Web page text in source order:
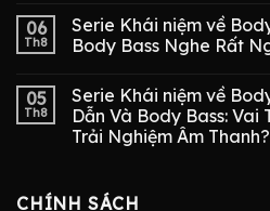
06
Th8
Serie Khái niệm về
Body Bass Nghe Rất
05
Th8
Serie Khái niệm về
Dẫn Và Body Bass: Vai
Trải Nghiệm Âm Thanh?
CHÍNH SÁCH